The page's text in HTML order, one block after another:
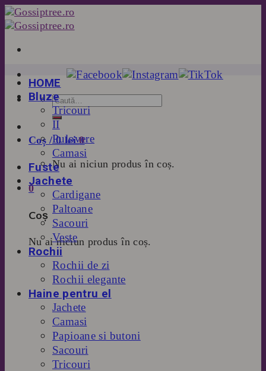
Skip
to
Coș /0lei 0
Nu ai niciun produs în coș.
0
Coș
Nu ai niciun produs în coș.
HOME
Bluze
Tricouri
II
Pulovere
Camasi
Fuste
Jachete
Cardigane
Paltoane
Sacouri
Veste
Rochii
Rochii de zi
Rochii elegante
Haine pentru el
Jachete
Camasi
Papioane si butoni
Sacouri
Tricouri